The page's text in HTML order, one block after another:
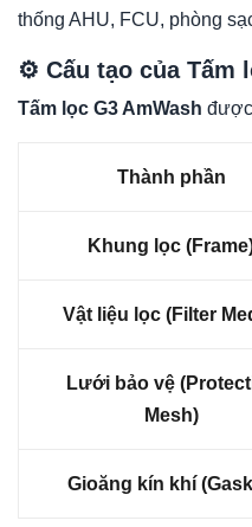
thống AHU, FCU, phòng
⚙️ Cấu tạo của Tấm
Tấm lọc G3 AmWash được
Thành phần
Khung lọc
Vật liệu lọc (Filter
Lưới bảo vệ
Mesh)
Gioăng kín khí